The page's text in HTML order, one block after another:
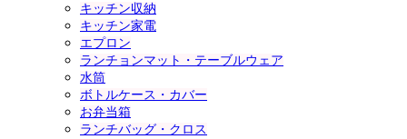
キッチン収納
キッチン家電
エプロン
ランチョンマット・テーブルウェア
水筒
ボトルケース・カバー
お弁当箱
ランチバッグ・クロス